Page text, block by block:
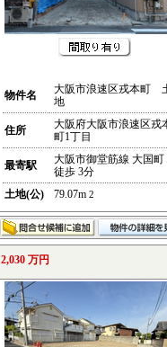
物件名
大阪市浪速区戎本町
地
住所
大阪府大阪市浪速区戎
町1丁目
最寄駅
大阪市御堂筋線 大国町
徒歩 3分
土地(公)
79.07m 2
2,030 万円